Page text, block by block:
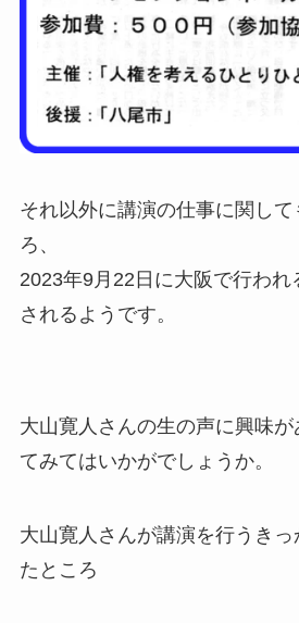
それ以外に講演の仕事に関して
ろ、
2023年9月22日に大阪で行われ
されるようです。
大山寛人さんの生の声に興味
てみてはいかがでしょうか。
大山寛人さんが講演を行うき
たところ